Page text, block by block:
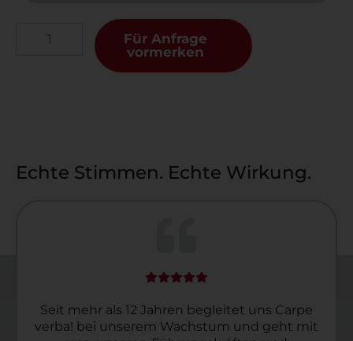
Für Anfrage
vormerken
Echte Stimmen. Echte Wirkung.
Seit mehr als 12 Jahren begleitet uns Carpe
verba! bei unserem Wachstum und geht mit